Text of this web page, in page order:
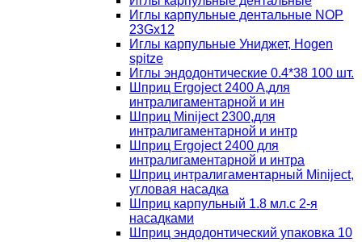
Иглы карпульные дентальные NOP
23Gх12
Иглы карпульные Униджет, Hogen
spitze
Иглы эндодонтические 0.4*38 100 шт.
Шприц Ergoject 2400 A,для
интралигаментарной и ин
Шприц Miniject 2300,для
интралигаментарной и интр
Шприц Ergoject 2400 для
интралигаментарной и интра
Шприц интралигаментарный Miniject,
угловая насадка
Шприц карпульный 1.8 мл.с 2-я
насадками
Шприц эндодонтический упаковка 10